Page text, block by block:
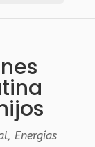
,Energías